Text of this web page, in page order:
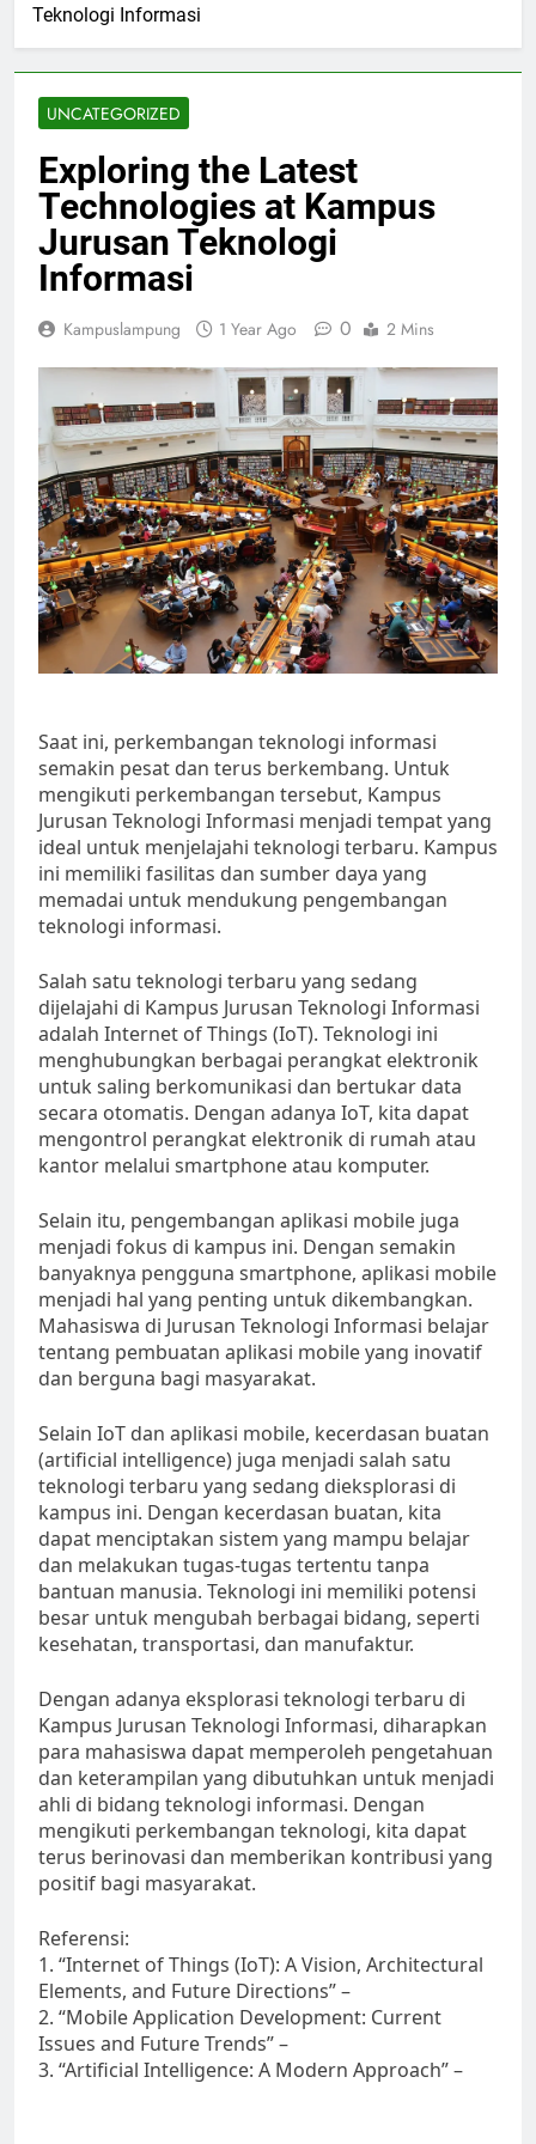
Teknologi Informasi
UNCATEGORIZED
Exploring the Latest
Technologies at Kampus
Jurusan Teknologi
Informasi
Kampuslampung 1 Year Ago 0 2 Mins
Saat ini, perkembangan teknologi informasi
semakin pesat dan terus berkembang. Untuk
mengikuti perkembangan tersebut, Kampus
Jurusan Teknologi Informasi menjadi tempat yang
ideal untuk menjelajahi teknologi terbaru. Kampus
ini memiliki fasilitas dan sumber daya yang
memadai untuk mendukung pengembangan
teknologi informasi.
Salah satu teknologi terbaru yang sedang
dijelajahi di Kampus Jurusan Teknologi Informasi
adalah Internet of Things (IoT). Teknologi ini
menghubungkan berbagai perangkat elektronik
untuk saling berkomunikasi dan bertukar data
secara otomatis. Dengan adanya IoT, kita dapat
mengontrol perangkat elektronik di rumah atau
kantor melalui smartphone atau komputer.
Selain itu, pengembangan aplikasi mobile juga
menjadi fokus di kampus ini. Dengan semakin
banyaknya pengguna smartphone, aplikasi mobile
menjadi hal yang penting untuk dikembangkan.
Mahasiswa di Jurusan Teknologi Informasi belajar
tentang pembuatan aplikasi mobile yang inovatif
dan berguna bagi masyarakat.
Selain IoT dan aplikasi mobile, kecerdasan buatan
(artificial intelligence) juga menjadi salah satu
teknologi terbaru yang sedang dieksplorasi di
kampus ini. Dengan kecerdasan buatan, kita
dapat menciptakan sistem yang mampu belajar
dan melakukan tugas-tugas tertentu tanpa
bantuan manusia. Teknologi ini memiliki potensi
besar untuk mengubah berbagai bidang, seperti
kesehatan, transportasi, dan manufaktur.
Dengan adanya eksplorasi teknologi terbaru di
Kampus Jurusan Teknologi Informasi, diharapkan
para mahasiswa dapat memperoleh pengetahuan
dan keterampilan yang dibutuhkan untuk menjadi
ahli di bidang teknologi informasi. Dengan
mengikuti perkembangan teknologi, kita dapat
terus berinovasi dan memberikan kontribusi yang
positif bagi masyarakat.
Referensi:
1. “Internet of Things (IoT): A Vision, Architectural
Elements, and Future Directions” –
2. “Mobile Application Development: Current
Issues and Future Trends” –
3. “Artificial Intelligence: A Modern Approach” –